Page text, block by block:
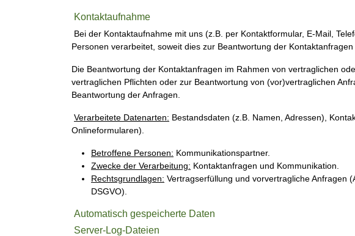
Kontaktaufnahme
Bei der Kontaktaufnahme mit uns (z.B. per Kontaktformular, E-Mail,
Personen verarbeitet, soweit dies zur Beantwortung der
Die Beantwortung der Kontaktanfragen im Rahmen von vertraglichen
vertraglichen Pflichten oder zur Beantwortung von (vor)vertraglichen
Beantwortung der Anfragen.
Verarbeitete Datenarten: Bestandsdaten (z.B. Namen, Adressen),
Onlineformularen).
Betroffene Personen: Kommunikationspartner.
Zwecke der Verarbeitung: Kontaktanfragen und Kommunikation.
Rechtsgrundlagen: Vertragserfüllung und vorvertragliche Anfragen
DSGVO).
Automatisch gespeicherte Daten
Server-Log-Dateien